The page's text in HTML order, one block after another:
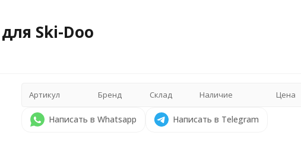
Ski-Doo
Артикул Бренд Склад Наличие Цена
Написать в Whatsapp Написать в Telegram